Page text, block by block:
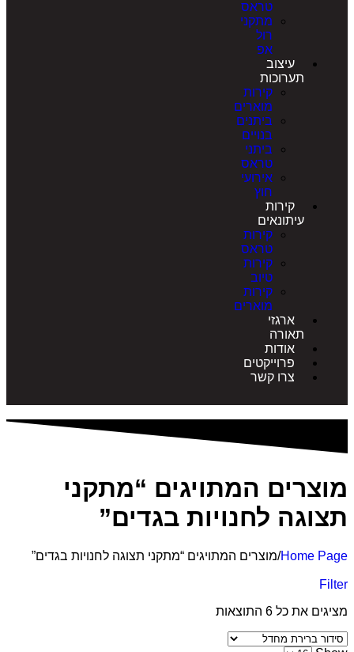
מתקני
עיצוב
תערוכות
קירות
מוארים
ביתנים
ביתני
אירועי
קירות
עיתונאים
קירות
קירות
קירות
מוארים
ארגזי
תאורה
אודות
פרוייקטים
צרו קשר
המתויגים “מתקני
לחנויות בגדים”
Home
/מוצרים המתויגים “מתקני תצוגה לחנויות בגדים”
כל ⁦6⁩ התוצאות